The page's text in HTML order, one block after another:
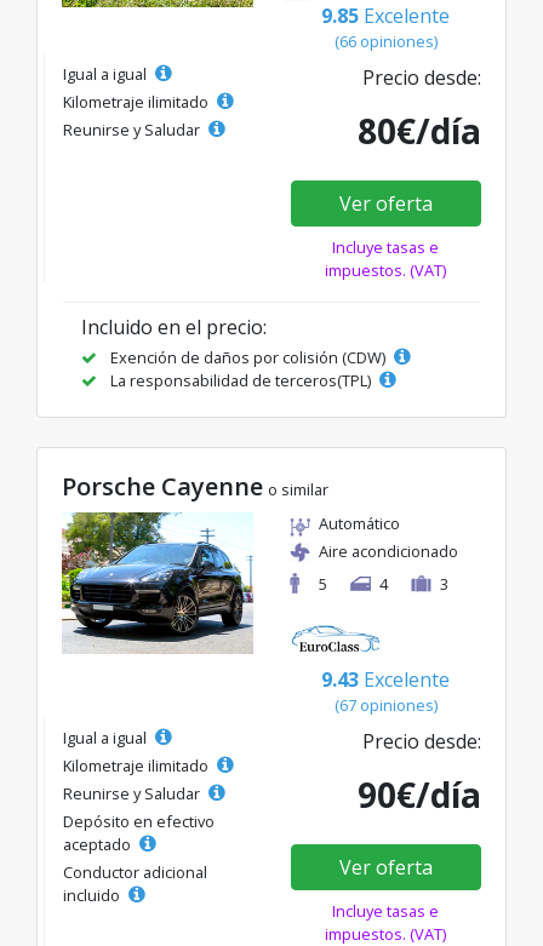
9.85 Excelente
(66 opiniones)
Igual a igual
Kilometraje ilimitado
Reunirse y Saludar
Precio desde:
80€/día
Ver oferta
Incluye tasas e
impuestos. (VAT)
Incluido en el precio:
Exención de daños por colisión (CDW)
La responsabilidad de terceros(TPL)
Porsche Cayenne o similar
Automático
Aire acondicionado
5
4 3
9.43 Excelente
(67 opiniones)
Igual a igual
Kilometraje ilimitado
Reunirse y Saludar
Depósito en efectivo
aceptado
Conductor adicional
incluido
Precio desde:
90€/día
Ver oferta
Incluye tasas e
impuestos. (VAT)